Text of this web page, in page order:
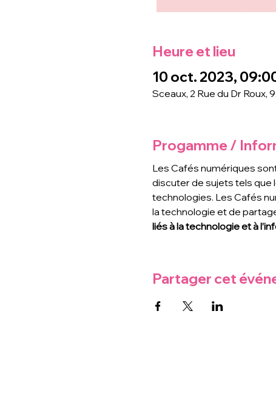
Heure et lieu
10 oct. 2023,
Sceaux, 2 Rue du Dr Roux,
Progamme /
Les Cafés numériques
discuter de sujets tels que
technologies. Les Cafés
la technologie et de
liés à la technologie et à
Partager cet